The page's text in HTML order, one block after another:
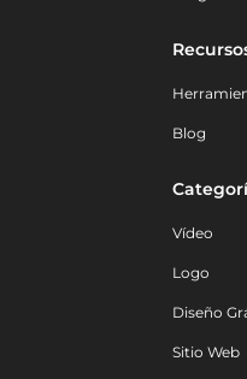
Blog
Vídeo
Logo
Diseño
Sitio Web